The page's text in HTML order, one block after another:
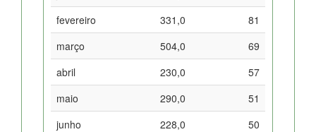
fevereiro
331,0
81
março
504,0
69
abril
230,0
57
maio
290,0
51
junho
228,0
50